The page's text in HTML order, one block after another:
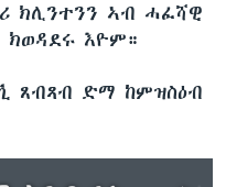
ክሊንተንን ኣብ ሓፈሻዊ
እዮም።
ጸብጻብ ድማ ከምዝስዕብ